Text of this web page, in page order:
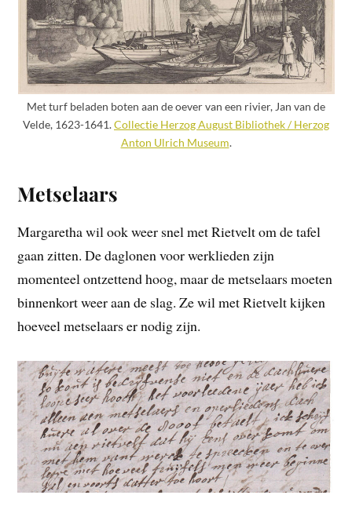
Met turf beladen boten aan de oever van een rivier, Jan van de
Velde, 1623-1641.Collectie Herzog August Bibliothek / Herzog
Anton Ulrich Museum.
Metselaars
Margaretha wil ook weer snel met Rietvelt om de tafel
gaan zitten. De daglonen voor werklieden zijn
momenteel ontzettend hoog, maar de metselaars moeten
binnenkort weer aan de slag. Ze wil met Rietvelt kijken
hoeveel metselaars er nodig zijn.